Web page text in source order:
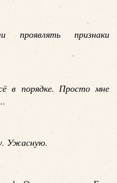
проявлять признаки
в порядке. Просто мне
Ужасную.